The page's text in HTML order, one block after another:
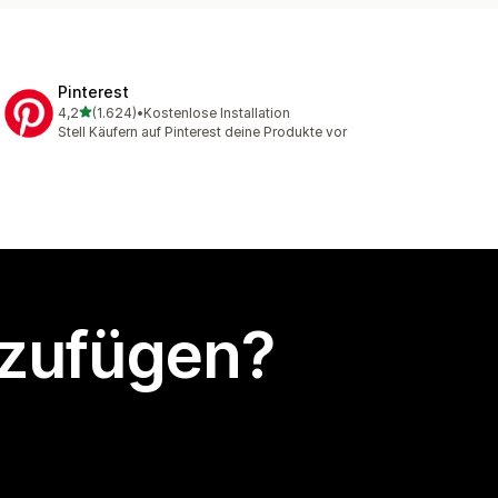
Pinterest
4,2von 5 Sternen
(1.624)
1624 Rezensionen insgesamt
•Kostenlose Installation
Stell Käufern auf Pinterest deine Produkte vor